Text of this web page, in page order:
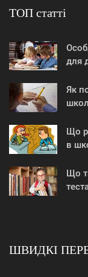
ТОП статті
для
Як
Що
в
Що
ШВИДКІ